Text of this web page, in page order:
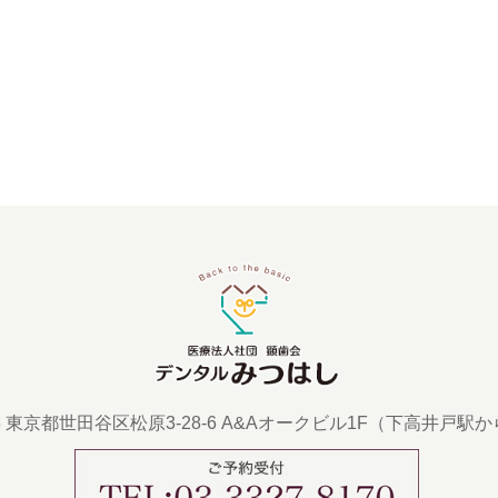
東京都世田谷区松原3-28-6 A&Aオークビル1F （下高井戸駅か